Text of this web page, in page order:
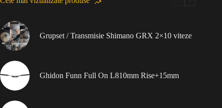
Grupset / Transmisie Shimano GRX 2×10 viteze
Ghidon Funn Full On L810mm Rise+15mm